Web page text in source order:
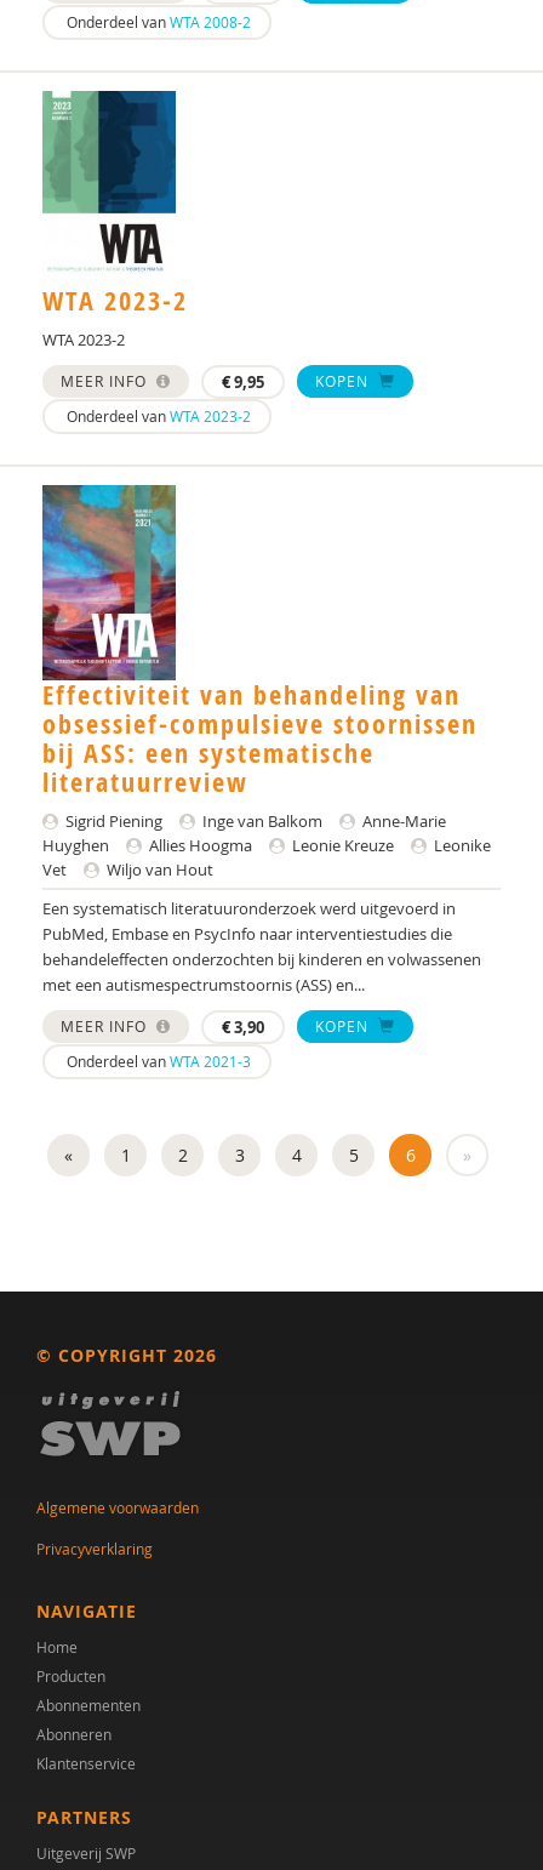
Dr. K. Greaves-Lord
Pim Kaal
Michelle Kiep
Ineke Koopmans
Alexander Koutamanis
Leonie Kreuze
Marieke W.M. Kuiper
Ruslan Leontjevas
Hilde M. Geurts
Jarymke Maljaars
Inge Merkelbach
Wim De Mey
Brechtje de Mooij
E. Möricke
Dr. N. C. Peters-Scheffer
Dr. N. N. J. Rommelse
Annabel D. Nijhof
Gerard Nijhof
Ilse Noens
Jolanthe Overgaauw
Wilfried Peeters
Sigrid Piening
Natascha Rink
Anke Scheeren
Celine Schweizer
Annelies Spek
Niels Springveld
Wouter Staal
Anne Fleur Stapert
Onderdeel vanWTA 2008-2
WTA 2023-2
WTA 2023-2
MEER INFO €9,95
KOPEN
Onderdeel vanWTA 2023-2
Effectiviteit van behandeling van
obsessief-compulsieve stoornissen
bij ASS: een systematische
literatuurreview
Sigrid Piening Inge van Balkom
Anne-Marie
Huyghen
Allies Hoogma Leonie Kreuze
Leonike
Vet
Wiljo van Hout
Een systematisch literatuuronderzoek werd uitgevoerd in
PubMed, Embase en PsycInfo naar interventiestudies die
behandeleffecten onderzochten bij kinderen en volwassenen
met een autismespectrumstoornis (ASS) en...
MEER INFO €3,90
KOPEN
Onderdeel vanWTA 2021-3
« 1 2 3 4 5 6 »
© COPYRIGHT 2026
Algemene voorwaarden
Privacyverklaring
NAVIGATIE
Home
Producten
Abonnementen
Abonneren
Klantenservice
PARTNERS
Uitgeverij SWP